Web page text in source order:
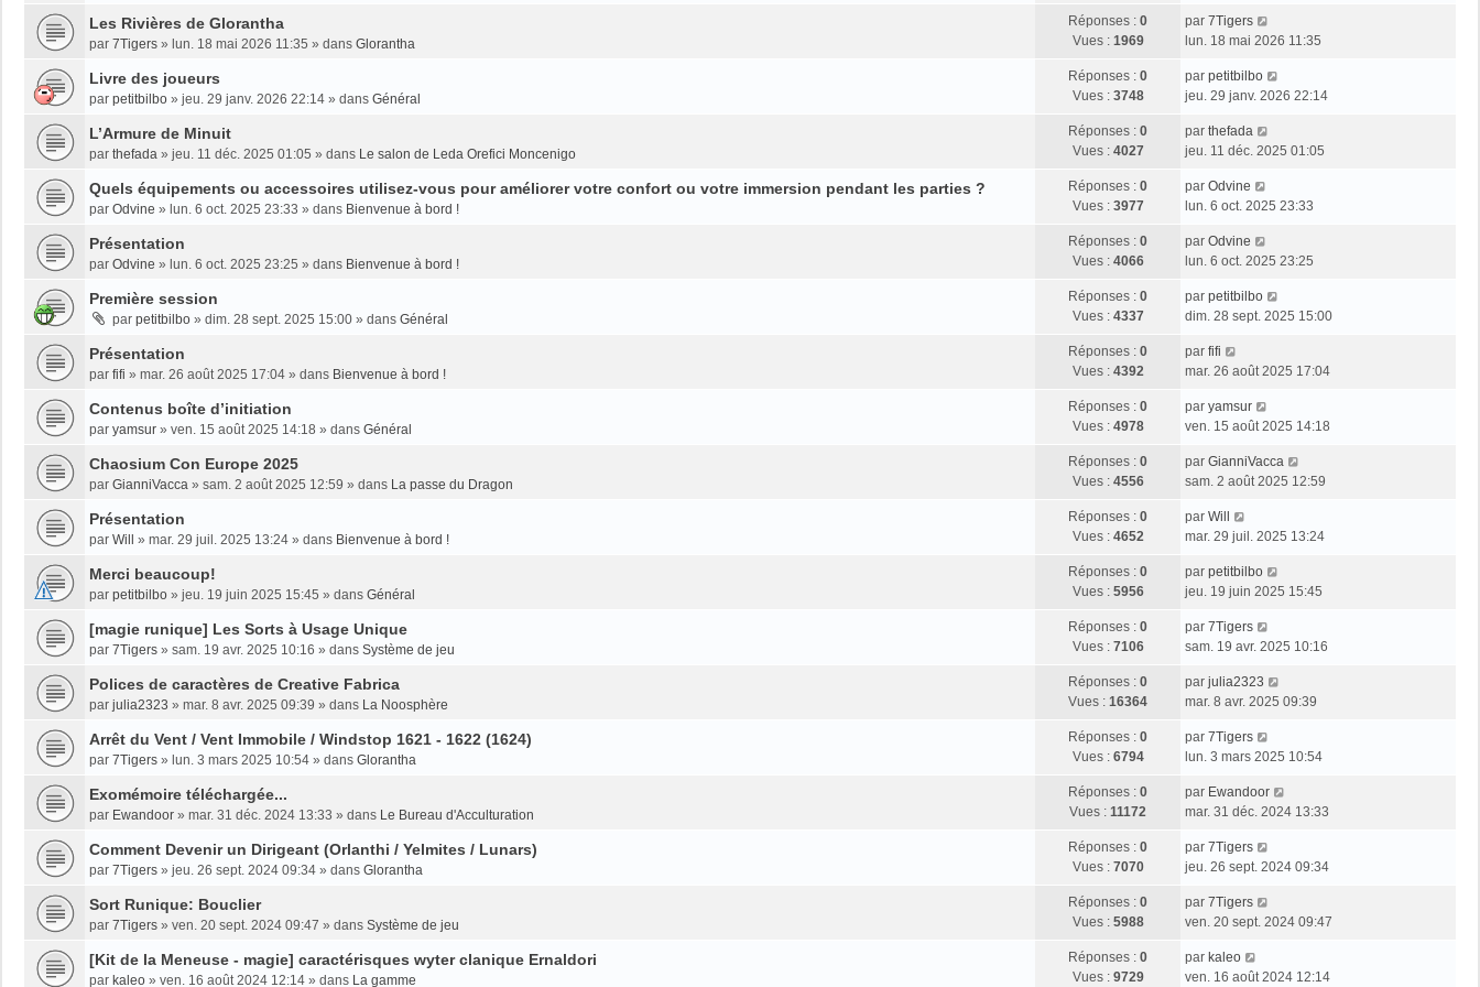
Les Rivières de Glorantha
par 7Tigers » lun. 18 mai 2026 11:35 » dans Glorantha
Réponses : 0
Vues : 1969
par 7Tigers
lun. 18 mai 2026 11:35
Livre des joueurs
par petitbilbo » jeu. 29 janv. 2026 22:14 » dans Général
Réponses : 0
Vues : 3748
par petitbilbo
jeu. 29 janv. 2026 22:14
L’Armure de Minuit
par thefada » jeu. 11 déc. 2025 01:05 » dans Le salon de Leda Orefici Moncenigo
Réponses : 0
Vues : 4027
par thefada
jeu. 11 déc. 2025 01:05
Quels équipements ou accessoires utilisez-vous pour améliorer votre confort ou votre immersion pendant les parties ?
par Odvine » lun. 6 oct. 2025 23:33 » dans Bienvenue à bord !
Réponses : 0
Vues : 3977
par Odvine
lun. 6 oct. 2025 23:33
Présentation
par Odvine » lun. 6 oct. 2025 23:25 » dans Bienvenue à bord !
Réponses : 0
Vues : 4066
par Odvine
lun. 6 oct. 2025 23:25
Première session
par petitbilbo » dim. 28 sept. 2025 15:00 » dans Général
Réponses : 0
Vues : 4337
par petitbilbo
dim. 28 sept. 2025 15:00
Présentation
par fifi » mar. 26 août 2025 17:04 » dans Bienvenue à bord !
Réponses : 0
Vues : 4392
par fifi
mar. 26 août 2025 17:04
Contenus boîte d’initiation
par yamsur » ven. 15 août 2025 14:18 » dans Général
Réponses : 0
Vues : 4978
par yamsur
ven. 15 août 2025 14:18
Chaosium Con Europe 2025
par GianniVacca » sam. 2 août 2025 12:59 » dans La passe du Dragon
Réponses : 0
Vues : 4556
par GianniVacca
sam. 2 août 2025 12:59
Présentation
par Will » mar. 29 juil. 2025 13:24 » dans Bienvenue à bord !
Réponses : 0
Vues : 4652
par Will
mar. 29 juil. 2025 13:24
Merci beaucoup!
par petitbilbo » jeu. 19 juin 2025 15:45 » dans Général
Réponses : 0
Vues : 5956
par petitbilbo
jeu. 19 juin 2025 15:45
[magie runique] Les Sorts à Usage Unique
par 7Tigers » sam. 19 avr. 2025 10:16 » dans Système de jeu
Réponses : 0
Vues : 7106
par 7Tigers
sam. 19 avr. 2025 10:16
Polices de caractères de Creative Fabrica
par julia2323 » mar. 8 avr. 2025 09:39 » dans La Noosphère
Réponses : 0
Vues : 16364
par julia2323
mar. 8 avr. 2025 09:39
Arrêt du Vent / Vent Immobile / Windstop 1621 - 1622 (1624)
par 7Tigers » lun. 3 mars 2025 10:54 » dans Glorantha
Réponses : 0
Vues : 6794
par 7Tigers
lun. 3 mars 2025 10:54
Exomémoire téléchargée...
par Ewandoor » mar. 31 déc. 2024 13:33 » dans Le Bureau d'Acculturation
Réponses : 0
Vues : 11172
par Ewandoor
mar. 31 déc. 2024 13:33
Comment Devenir un Dirigeant (Orlanthi / Yelmites / Lunars)
par 7Tigers » jeu. 26 sept. 2024 09:34 » dans Glorantha
Réponses : 0
Vues : 7070
par 7Tigers
jeu. 26 sept. 2024 09:34
Sort Runique: Bouclier
par 7Tigers » ven. 20 sept. 2024 09:47 » dans Système de jeu
Réponses : 0
Vues : 5988
par 7Tigers
ven. 20 sept. 2024 09:47
[Kit de la Meneuse - magie] caractérisques wyter clanique Ernaldori
par kaleo » ven. 16 août 2024 12:14 » dans La gamme
Réponses : 0
Vues : 9729
par kaleo
ven. 16 août 2024 12:14